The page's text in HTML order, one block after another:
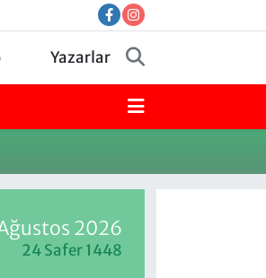
Yazarlar
2026
24 Safer 1448